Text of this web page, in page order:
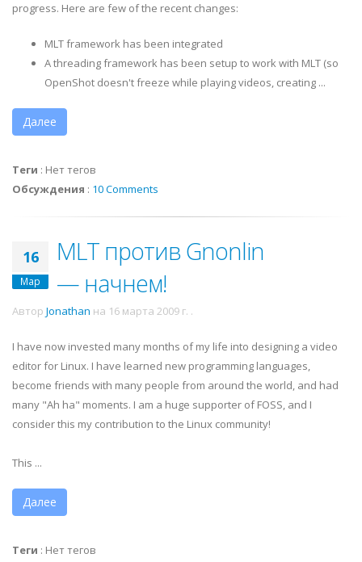
progress. Here are few of the recent changes:
MLT framework has been integrated
A threading framework has been setup to work with MLT (so
OpenShot doesn't freeze while playing videos, creating ...
Далее
Теги : Нет тегов
Обсуждения : 10 Comments
16
Мар
MLT против Gnonlin
— начнем!
Автор Jonathan на 16 марта 2009 г. .
I have now invested many months of my life into designing a video
editor for Linux. I have learned new programming languages,
become friends with many people from around the world, and had
many "Ah ha" moments. I am a huge supporter of FOSS, and I
consider this my contribution to the Linux community!
This ...
Далее
Теги : Нет тегов